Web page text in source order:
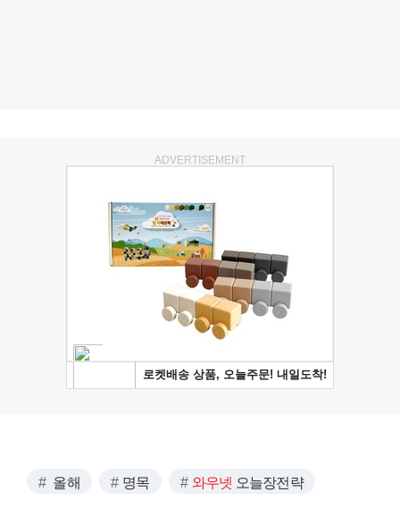
ADVERTISEMENT
올해 명목 와우넷 오늘장전략